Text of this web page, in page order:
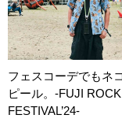
フェスコーデでもネ
ピール。-FUJI ROCK
FESTIVAL’24-